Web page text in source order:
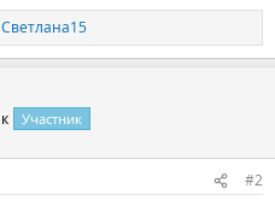
Светлана15
Участник
#2